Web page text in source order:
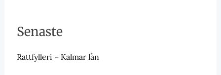
Senaste
Rattfylleri – Kalmar län